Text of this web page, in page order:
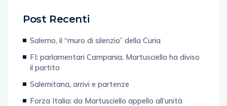
Post Recenti
Salerno, il “muro di silenzio” della Curia
FI: parlamentari Campania, Martusciello ha diviso
il partito
Salernitana, arrivi e partenze
Forza Italia: da Martusciello appello all’unità